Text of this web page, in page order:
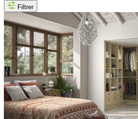
Filtrer